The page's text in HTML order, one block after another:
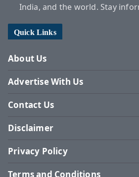
India, and the world. Stay
Quick Links
About Us
Advertise With Us
Contact Us
Disclaimer
Privacy Policy
Terms and Conditions